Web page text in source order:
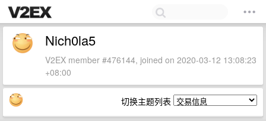
Nich0la5
V2EX member #476144, joined on 2020-03-12 13:08:23
+08:00
切换主题列表